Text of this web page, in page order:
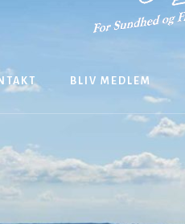
BLIV MEDLEM